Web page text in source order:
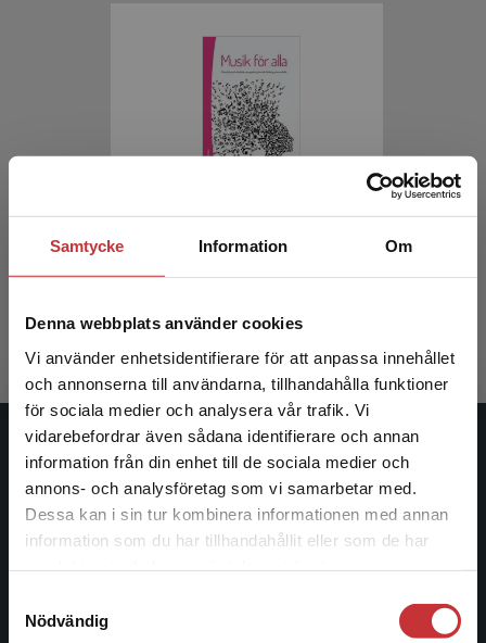
Samtycke Information Om
Denna webbplats använder cookies
Vi använder enhetsidentifierare för att anpassa innehållet
och annonserna till användarna, tillhandahålla funktioner
för sociala medier och analysera vår trafik. Vi
vidarebefordrar även sådana identifierare och annan
information från din enhet till de sociala medier och
annons- och analysföretag som vi samarbetar med.
Dessa kan i sin tur kombinera informationen med annan
information som du har tillhandahållit eller som de har
Nödvändig
Begränsad fraktregion
Det verkar som att du besöker
studentlitteratur.se via en enhet utanför Sverige.
Vi erbjuder inte leveranser utanför Sverige. För
att kunna slutföra ett köp måste
Musik för alla
Varköy, Ö R - Söderman, J (red.)
Exkl. moms: 271 kr
Studentlitteratur
Studentlitteratur grundades 1963 och är idag Sveriges
ledande utbildningsförlag. Med läromedel, kurslitteratur,
längs hela kunskapsresan.